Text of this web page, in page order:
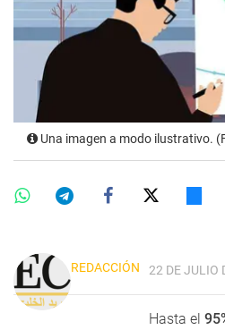
Una imagen a modo ilustrativo.
REDACCIÓN 22 DE JULIO
Hasta el